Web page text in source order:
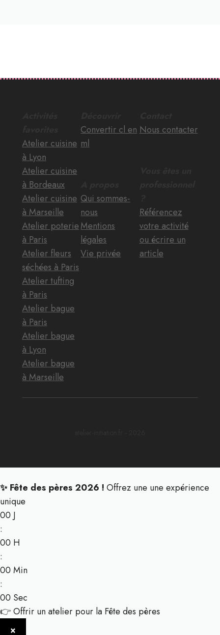
Atelier cuisine
à Lyon
Atelier cuisine
à Bordeaux
Atelier cuisine
à Marseille
Atelier poterie
à Paris
Atelier fleurs
séchées à Paris
Atelier tufting
à Paris
Atelier bague
à Paris
Atelier bague
à Lyon
Atelier bague
à Marseille
Convertir cl en
ml
Qui sommes-
nous
Mentions
légales
Vie privée
Nous contacter
Référencez
votre activité
ou écrire un
article
✨ Fête des pères 2026 ! Offrez une une expérience
unique
00 J
:
00 H
:
00 Min
:
00 Sec
👉 Offrir un atelier pour la Fête des pères
×